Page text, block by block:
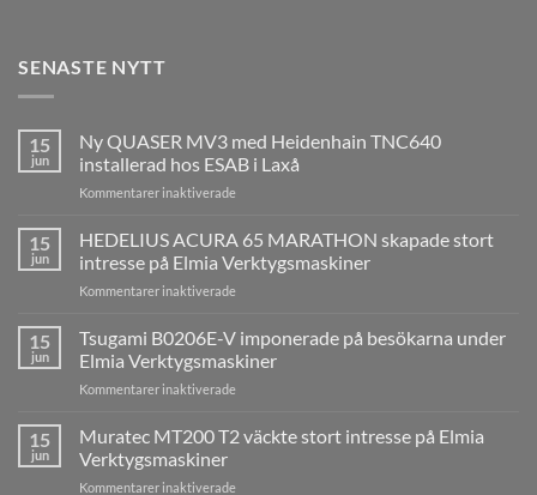
SENASTE NYTT
15
jun
Ny QUASER MV3 med Heidenhain TNC640
installerad hos ESAB i Laxå
Kommentarer inaktiverade
QUASER
MV3
med
installerad
hos
15
jun
HEDELIUS ACURA 65 MARATHON skapade stort
intresse på Elmia Verktygsmaskiner
Kommentarer inaktiverade
ACURA
65
MARATHON
intresse
15
jun
Tsugami B0206E-V imponerade på besökarna under
Elmia Verktygsmaskiner
Kommentarer inaktiverade
B0206E-
V
15
jun
Muratec MT200 T2 väckte stort intresse på Elmia
Verktygsmaskiner
Kommentarer inaktiverade